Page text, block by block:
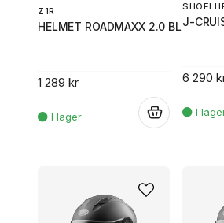
Z1R
HELMET ROADMAXX 2.0 BLACK LG
1 289 kr
SHOEI
J-
6 290